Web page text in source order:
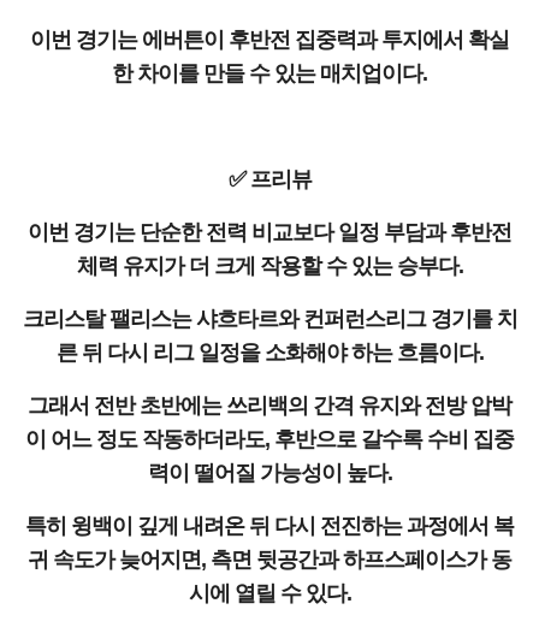
이번 경기는 에버튼이 후반전 집중력과 투지에서 확실
한 차이를 만들 수 있는 매치업이다.
✅ 프리뷰
이번 경기는 단순한 전력 비교보다 일정 부담과 후반전
체력 유지가 더 크게 작용할 수 있는 승부다.
크리스탈 팰리스는 샤흐타르와 컨퍼런스리그 경기를 치
른 뒤 다시 리그 일정을 소화해야 하는 흐름이다.
그래서 전반 초반에는 쓰리백의 간격 유지와 전방 압박
이 어느 정도 작동하더라도, 후반으로 갈수록 수비 집중
력이 떨어질 가능성이 높다.
특히 윙백이 깊게 내려온 뒤 다시 전진하는 과정에서 복
귀 속도가 늦어지면, 측면 뒷공간과 하프스페이스가 동
시에 열릴 수 있다.